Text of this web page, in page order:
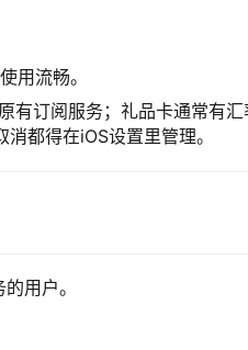
用流畅。
有订阅服务；礼品卡通常有汇
都得在iOS设置里管理。
用户。